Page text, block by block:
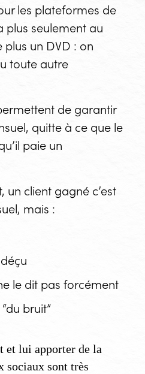
les plateformes de
plus seulement au
plus un DVD : on
toute autre
de garantir
quitte à ce que le
paie un
client gagné c’est
mais :
le dit pas forcément
bruit”
et lui apporter de la
sociaux sont très